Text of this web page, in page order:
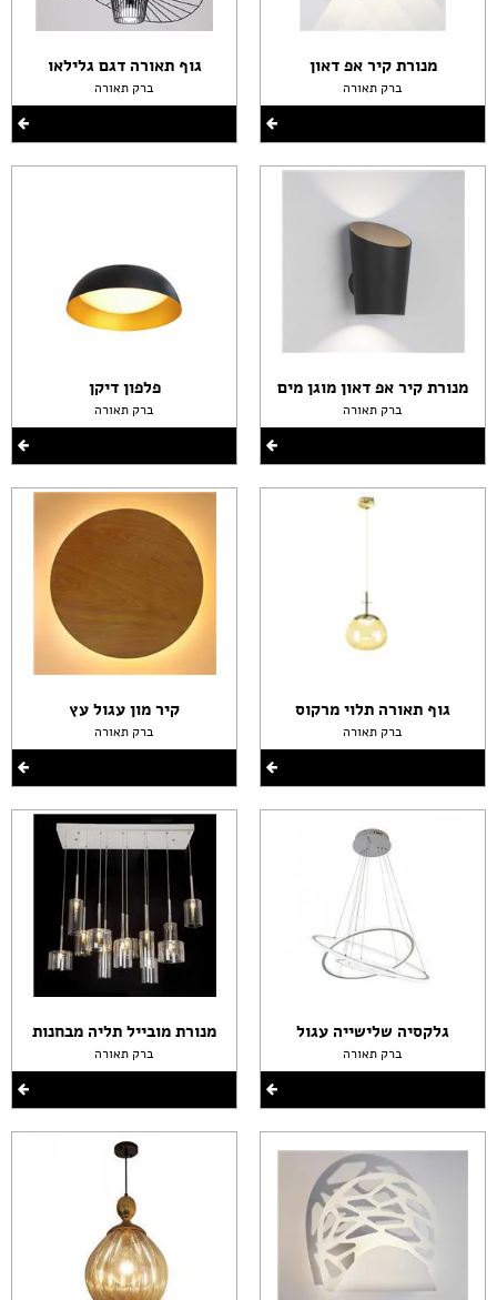
מנורת קיר אפ דאון
ברק תאורה
מנורת קיר אפ דאון מוגן מים
ברק תאורה
גוף תאורה תלוי מרקוס
ברק תאורה
גלקסיה שלישייה עגול
ברק תאורה
גוף תאורה דגם גלילאו
ברק תאורה
פלפון דיקן
ברק תאורה
קיר מון עגול עץ
ברק תאורה
מנורת מובייל תליה מבחנות
ברק תאורה